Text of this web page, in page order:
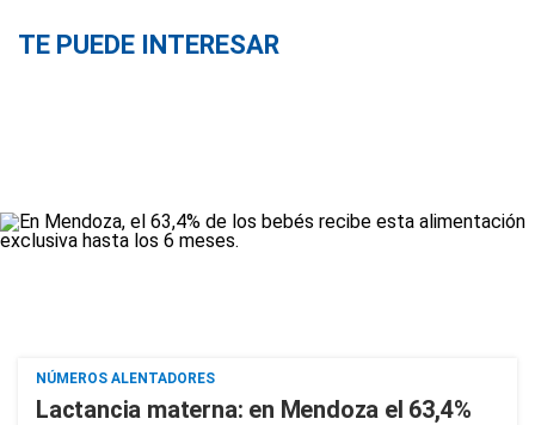
TE PUEDE INTERESAR
NÚMEROS ALENTADORES
Lactancia materna: en Mendoza el 63,4%